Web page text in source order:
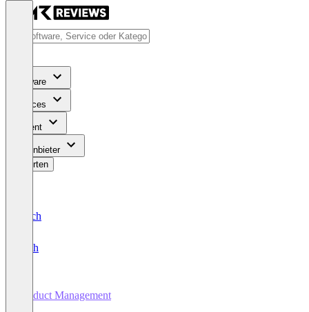
Software
Services
Content
Für Anbieter
Bewerten
Deutsch
English
Product Management